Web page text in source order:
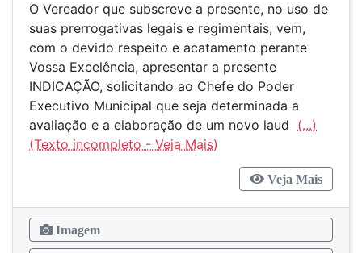
O Vereador que subscreve a presente, no uso de
suas prerrogativas legais e regimentais, vem,
com o devido respeito e acatamento perante
Vossa Excelência, apresentar a presente
INDICAÇÃO, solicitando ao Chefe do Poder
Executivo Municipal que seja determinada a
avaliação e a elaboração de um novo laud (...)
Veja Mais
Imagem